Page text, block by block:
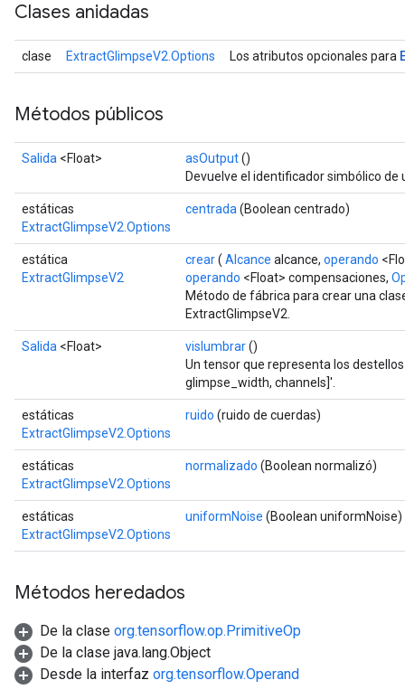
Clases anidadas
clase ExtractGlimpseV2.Options Los atributos opcionales para
Métodos públicos
Salida <Float> asOutput()
Devuelve el identificador simbólico de
estáticas
ExtractGlimpseV2.Options
centrada (Boolean centrado)
estática
ExtractGlimpseV2
crear( Alcance alcance, operando
operando <Float> compensaciones,
Método de fábrica para crear una
ExtractGlimpseV2.
Salida <Float> vislumbrar()
Un tensor que representa los
glimpse_width, channels]'.
estáticas
ExtractGlimpseV2.Options
ruido (ruido de cuerdas)
estáticas
ExtractGlimpseV2.Options
normalizado (Boolean normalizó)
estáticas
ExtractGlimpseV2.Options
uniformNoise (Boolean uniformNoise)
Métodos heredados
De la clase org.tensorflow.op.PrimitiveOp
De la clase java.lang.Object
Desde la interfaz org.tensorflow.Operand